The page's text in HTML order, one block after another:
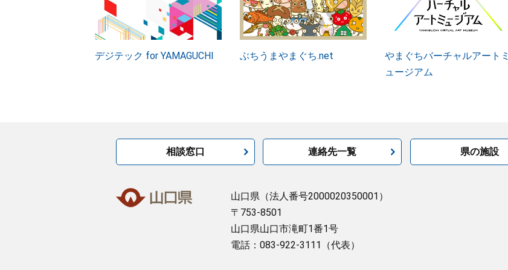
デジテック for YAMAGUCHI ぶちうまやまぐち.net
やまぐちバーチャルアートミ
ュージアム
相談窓口 連絡先一覧 県の施設
山口県 （法人番号2000020350001）
〒753-8501
山口県山口市滝町1番1号
電話：083-922-3111（代表）